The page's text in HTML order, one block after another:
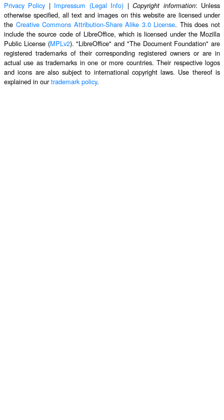
Privacy Policy | Impressum (Legal Info) |Copyright information: Unless
otherwise specified, all text and images on this website are licensed under
the Creative Commons Attribution-Share Alike 3.0 License. This does not
include the source code of LibreOffice, which is licensed under the Mozilla
Public License (MPLv2). "LibreOffice" and "The Document Foundation" are
registered trademarks of their corresponding registered owners or are in
actual use as trademarks in one or more countries. Their respective logos
and icons are also subject to international copyright laws. Use thereof is
explained in ourtrademark policy.